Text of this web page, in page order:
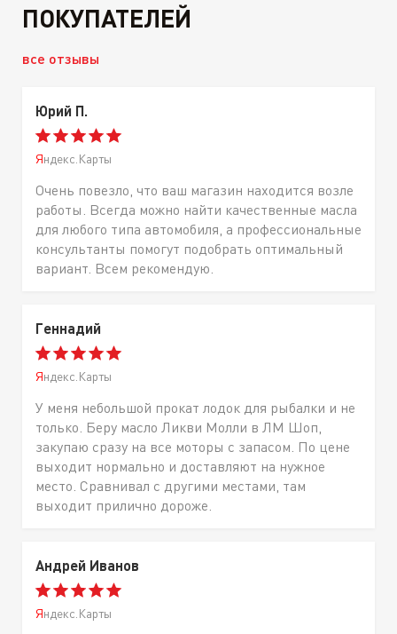
ПОКУПАТЕЛЕЙ
все отзывы
Юрий П.
Яндекс.Карты
Очень повезло, что ваш магазин находится возле
работы. Всегда можно найти качественные масла
для любого типа автомобиля, а профессиональные
консультанты помогут подобрать оптимальный
вариант. Всем рекомендую.
Геннадий
Яндекс.Карты
У меня небольшой прокат лодок для рыбалки и не
только. Беру масло Ликви Молли в ЛМ Шоп,
закупаю сразу на все моторы с запасом. По цене
выходит нормально и доставляют на нужное
место. Сравнивал с другими местами, там
выходит прилично дороже.
Андрей Иванов
Яндекс.Карты